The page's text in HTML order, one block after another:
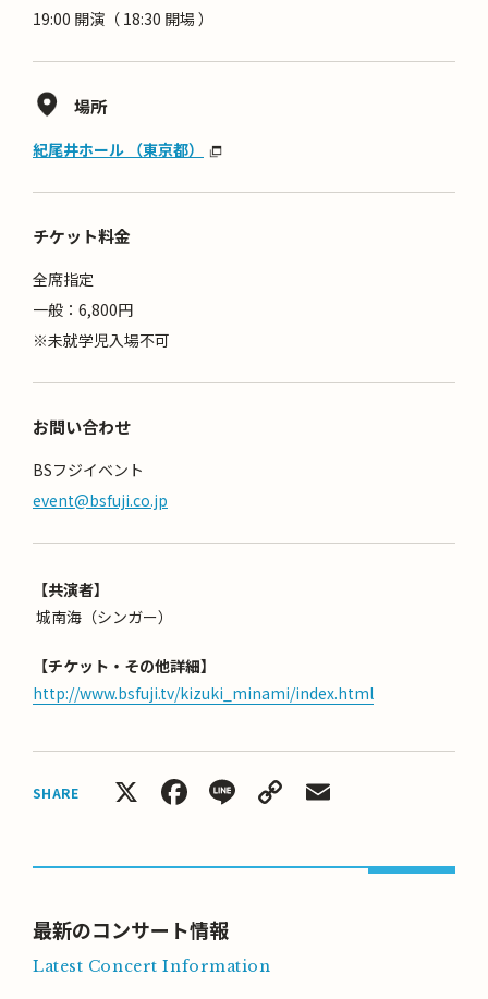
19:00 開演（ 18:30 開場 ）
場所
紀尾井ホール （東京都）
チケット料金
全席指定
一般：6,800円
※未就学児入場不可
お問い合わせ
BSフジイベント
event@bsfuji.co.jp
【共演者】
城南海（シンガー）
【チケット・その他詳細】
http://www.bsfuji.tv/kizuki_minami/index.html
SHARE X Facebook
LineCopy
最新のコンサート情報
Latest Concert Information